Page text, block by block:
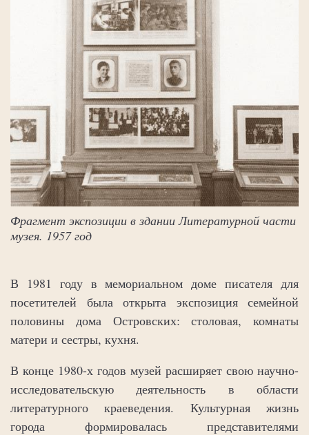
Фрагмент экспозиции в здании Литературной части
музея. 1957 год
В 1981 году в мемориальном доме писателя для
посетителей была открыта экспозиция семейной
половины дома Островских: столовая, комнаты
матери и сестры, кухня.
В конце 1980-х годов музей расширяет свою научно-
исследовательскую деятельность в области
литературного краеведения. Культурная жизнь
города формировалась представителями